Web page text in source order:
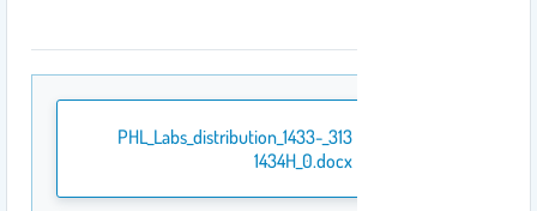
313_PHL_Labs_distribution_1433-
1434H_0.docx